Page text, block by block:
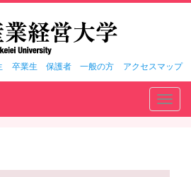
卒業生 保護者 一般の方 アクセスマップ